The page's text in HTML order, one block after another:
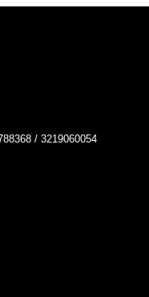
/ 3219060054